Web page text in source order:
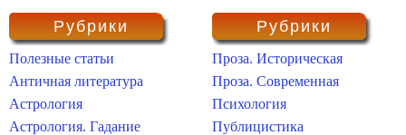
Рубрики
Полезные статьи
Античная литература
Астрология
Астрология. Гадание
Рубрики
Проза. Историческая
Проза. Современная
Психология
Публицистика